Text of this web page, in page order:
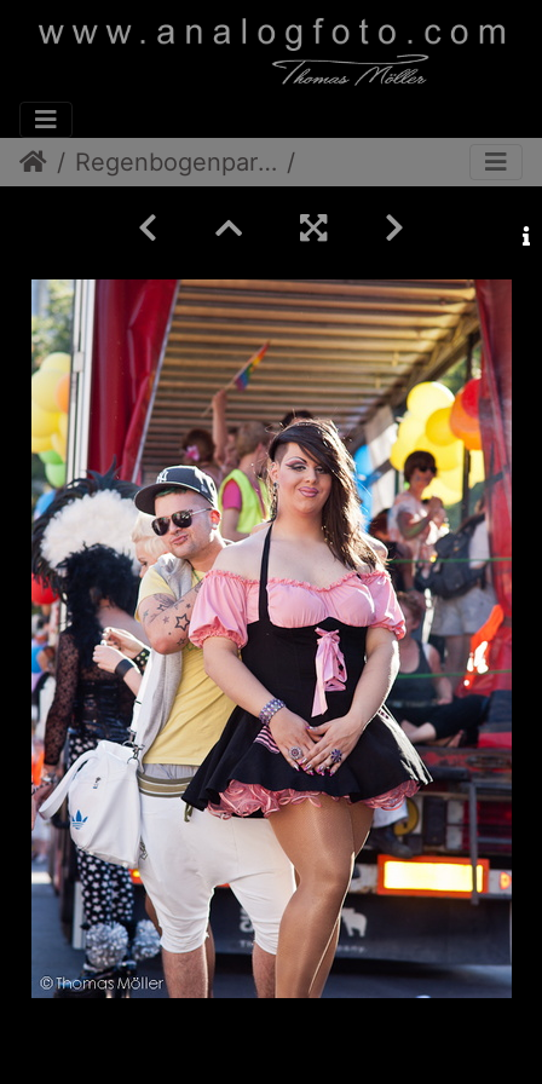
Regenbogenparade 2012